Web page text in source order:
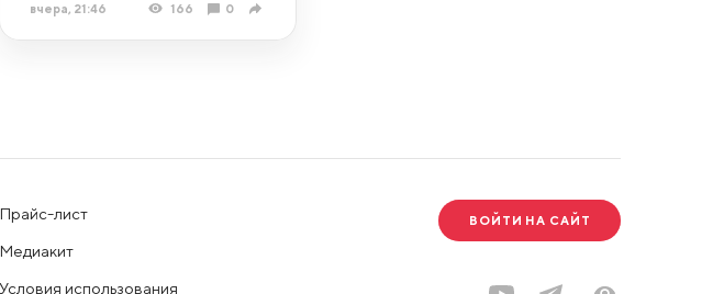
вчера, 21:46 166 0
Прайс-лист
Медиакит
Условия использования
ВОЙТИ НА САЙТ